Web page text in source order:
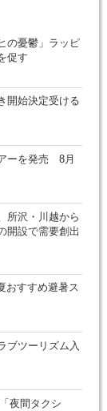
の憂鬱」ラッピ
促す
開始決定受ける
ーを発売 8月
所沢・川越から
開設で需要創出
おすすめ避暑ス
ブツーリズム入
夜間タクシ